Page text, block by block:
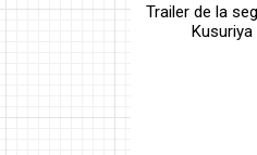
Trailer de la